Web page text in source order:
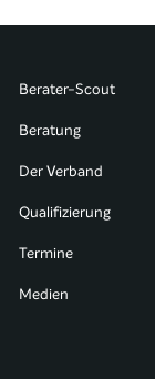
Berater-Scout
Beratung
Der Verband
Qualifizierung
Termine
Medien